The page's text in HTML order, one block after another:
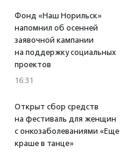
Фонд «Наш Норильск»
напомнил об осенней
заявочной кампании
на поддержку социальных
проектов
16:31
Открыт сбор средств
на фестиваль для женщин
с онкозаболеваниями «Еще
краше в танце»